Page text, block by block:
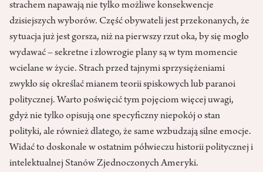
strachem napawają nie tylko możliwe konsekwencje
dzisiejszych wyborów. Część obywateli jest przekonanych, że
sytuacja już jest gorsza, niż na pierwszy rzut oka, by się mogło
wydawać – sekretne i złowrogie plany są w tym momencie
wcielane w życie. Strach przed tajnymi sprzysiężeniami
zwykło się określać mianem teorii spiskowych lub paranoi
politycznej. Warto poświęcić tym pojęciom więcej uwagi,
gdyż nie tylko opisują one specyficzny niepokój o stan
polityki, ale również dlatego, że same wzbudzają silne emocje.
Widać to doskonale w ostatnim półwieczu historii politycznej i
intelektualnej Stanów Zjednoczonych Ameryki.